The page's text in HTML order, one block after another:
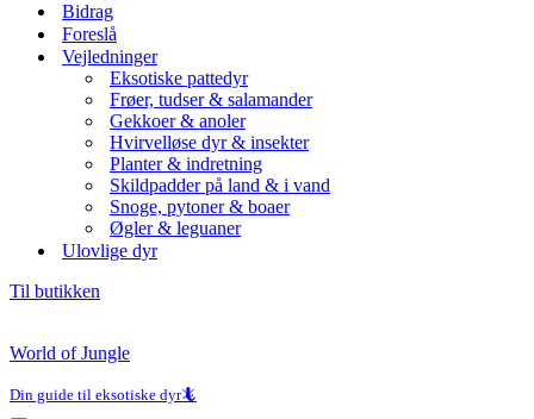
Bidrag
Foreslå
Vejledninger
Eksotiske pattedyr
Frøer, tudser & salamander
Gekkoer & anoler
Hvirvelløse dyr & insekter
Planter & indretning
Skildpadder på land & i vand
Snoge, pytoner & boaer
Øgler & leguaner
Ulovlige dyr
Til butikken
World of Jungle
Din guide til eksotiske dyr🦎